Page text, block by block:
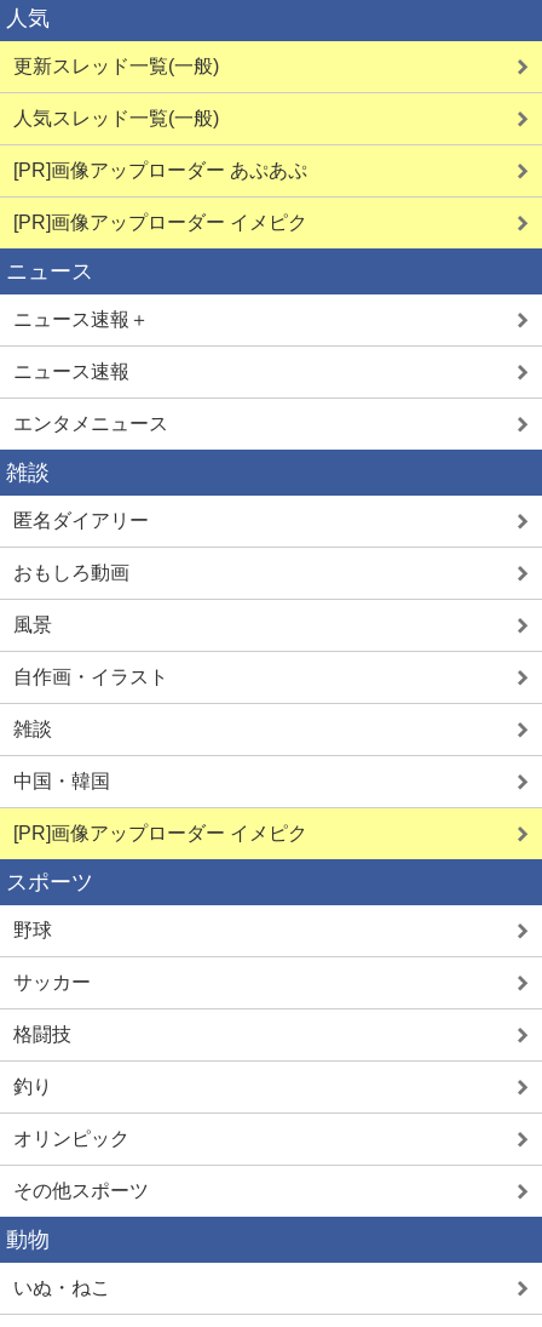
人気
更新スレッド一覧(一般)
人気スレッド一覧(一般)
[PR]画像アップローダー あぷあぷ
[PR]画像アップローダー イメピク
ニュース
ニュース速報＋
ニュース速報
エンタメニュース
雑談
匿名ダイアリー
おもしろ動画
風景
自作画・イラスト
雑談
中国・韓国
[PR]画像アップローダー イメピク
スポーツ
野球
サッカー
格闘技
釣り
オリンピック
その他スポーツ
動物
いぬ・ねこ